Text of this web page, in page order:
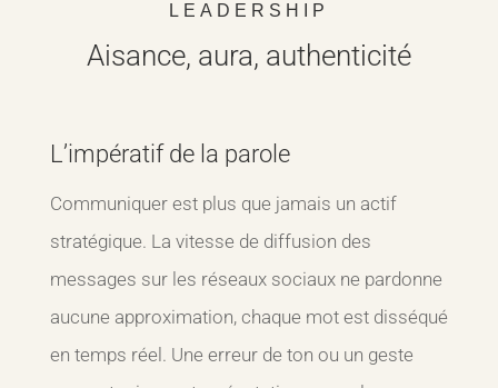
LEADERSHIP
Aisance, aura, authenticité
L’impératif de la parole
Communiquer est plus que jamais un actif
stratégique. La vitesse de diffusion des
messages sur les réseaux sociaux ne pardonne
aucune approximation, chaque mot est disséqué
en temps réel. Une erreur de ton ou un geste